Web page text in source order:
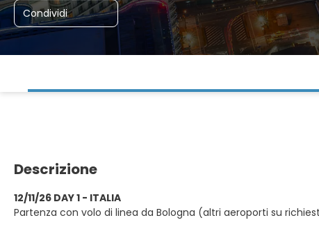
Condividi
Descrizione
12/11/26 DAY 1 - ITALIA
Partenza con volo di linea da Bologna (altri aeroporti su